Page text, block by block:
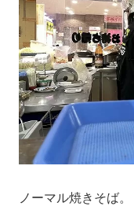
ノーマル焼きそば。